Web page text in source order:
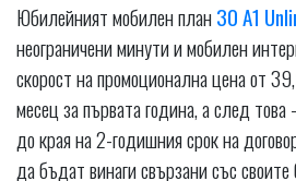
Юбилейният мобилен план30 A1
неограничени минути и мобилен
скорост на промоционална цена от
месец за първата година, а след
до края на 2-годишния срок на
да бъдат винаги свързани със